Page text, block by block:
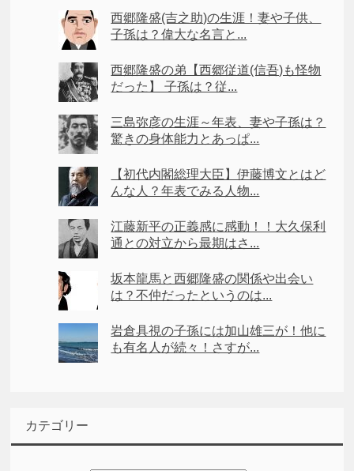
西郷隆盛(吉之助)の生涯！妻や子供、
子孫は？偉大な名言と...
西郷隆盛の弟【西郷従道(信吾)も怪物
だった】 子孫は？従...
三島弥彦の生涯～年表、妻や子孫は？
驚きの身体能力とあっぱ...
【初代内閣総理大臣】伊藤博文とはど
んな人？年表でみる人物...
江藤新平の正義感に感動！！大久保利
通との対立から最期はさ...
坂本龍馬と西郷隆盛の関係や出会い
は？不仲だったというのは...
岩倉具視の子孫には加山雄三が！他に
も有名人が続々！さすが...
カテゴリー